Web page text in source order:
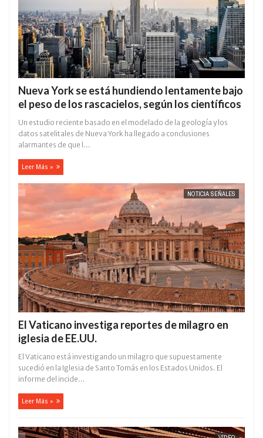
Nueva York se está hundiendo lentamente bajo
el peso de los rascacielos, según los científicos
Un estudio reciente basado en el modelado de la geología y los
datos satelitales de Nueva York ha llegado a conclusiones
alarmantes de que l...
Leer Más »
NOTICIA SEÑALES
El Vaticano investiga reportes de milagro en
iglesia de EE.UU.
El Vaticano está investigando un milagro que supuestamente
sucedió en la Iglesia de Santo Tomás en los Estados Unidos. El
informe del incide...
Leer Más »